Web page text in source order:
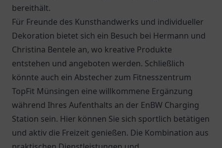
bereithält.
Für Freunde des Kunsthandwerks und individueller
Dekoration bietet sich ein Besuch bei Hermann und
Christina Bentele an, wo kreative Produkte
entstehen und angeboten werden. Schließlich
könnte auch ein Abstecher zum Fitnesszentrum
TopFit Münsingen eine willkommene Ergänzung
während Ihres Aufenthalts an der EnBW Charging
Station sein. Hier können Sie sich sportlich betätigen
und aktiv die Freizeit genießen. Die Kombination aus